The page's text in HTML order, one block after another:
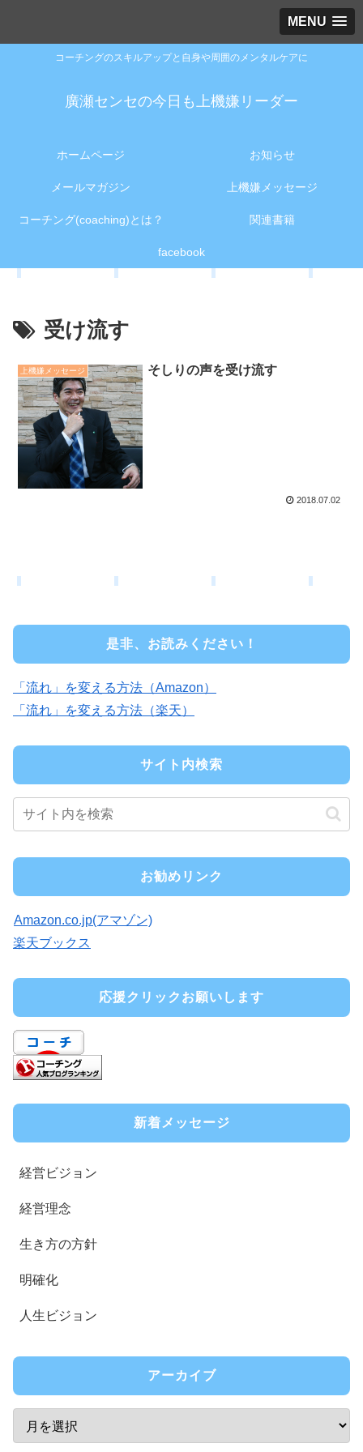
MENU
コーチングのスキルアップと自身や周囲のメンタルケアに
廣瀬センセの今日も上機嫌リーダー
ホームページ お知らせ
メールマガジン 上機嫌メッセージ
コーチング(coaching)とは？ 関連書籍
facebook
受け流す
上機嫌メッセージ そしりの声を受け流す
2018.07.02
是非、お読みください！
「流れ」を変える方法（Amazon）
「流れ」を変える方法（楽天）
サイト内検索
お勧めリンク
Amazon.co.jp(アマゾン)
楽天ブックス
応援クリックお願いします
新着メッセージ
経営ビジョン
経営理念
生き方の方針
明確化
人生ビジョン
アーカイブ